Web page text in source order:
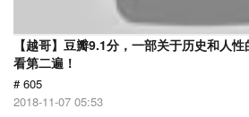
【越哥】豆瓣9.1分，一部关于历史和人
看第二遍！
# 605
2018-11-07 05:53